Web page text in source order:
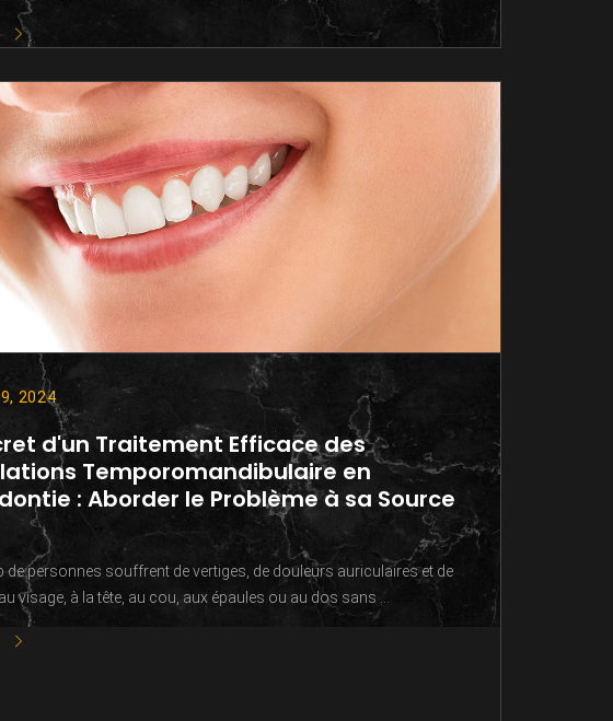
2024
d'un Traitement Efficace des
Temporomandibulaire en
: Aborder le Problème à sa Source
de personnes souffrent de vertiges, de douleurs auriculaires et de
visage, à la tête, au cou, aux épaules ou au dos sans ...